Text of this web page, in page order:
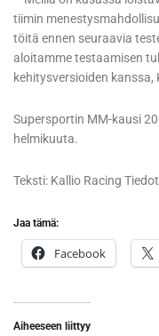
tiimin
töitä ennen seuraavia
aloitamme testaamisen
kehitysversioiden
Supersportin MM-kausi
helmikuuta.
Teksti: Kallio Racing
Jaa tämä:
Facebook
Aiheeseen liittyy